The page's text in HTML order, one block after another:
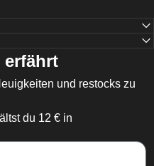
erfährt
und restocks zu
du 12 € in